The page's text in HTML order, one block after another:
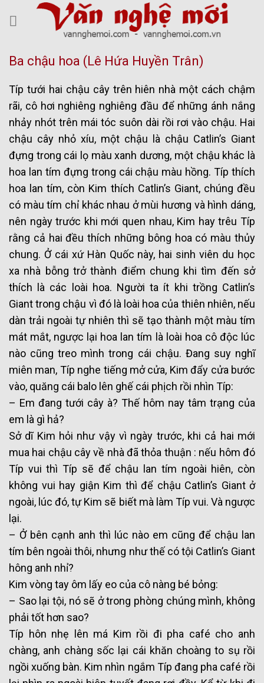
Ba chậu hoa (Lê Hứa Huyền Trân)
Típ tưới hai chậu cây trên hiên nhà một cách chậm
rãi, cô hơi nghiêng nghiêng đầu để những ánh nắng
nhảy nhót trên mái tóc suôn dài rồi rơi vào chậu. Hai
chậu cây nhỏ xíu, một chậu là chậu Catlin’s Giant
đựng trong cái lọ màu xanh dương, một chậu khác là
hoa lan tím đựng trong cái chậu màu hồng. Típ thích
hoa lan tím, còn Kim thích Catlin’s Giant, chúng đều
có màu tím chỉ khác nhau ở mùi hương và hình dáng,
nên ngày trước khi mới quen nhau, Kim hay trêu Típ
rằng cả hai đều thích những bông hoa có màu thủy
chung. Ở cái xứ Hàn Quốc này, hai sinh viên du học
xa nhà bỗng trở thành điểm chung khi tìm đến sở
thích là các loài hoa. Người ta ít khi trồng Catlin’s
Giant trong chậu vì đó là loài hoa của thiên nhiên, nếu
dàn trải ngoài tự nhiên thì sẽ tạo thành một màu tím
mát mắt, ngược lại hoa lan tím là loài hoa cô độc lúc
nào cũng treo mình trong cái chậu. Đang suy nghĩ
miên man, Típ nghe tiếng mở cửa, Kim đẩy cửa bước
vào, quăng cái balo lên ghế cái phịch rồi nhìn Típ:
– Em đang tưới cây à? Thế hôm nay tâm trạng của
em là gì hả?
Sở dĩ Kim hỏi như vậy vì ngày trước, khi cả hai mới
mua hai chậu cây về nhà đã thỏa thuận : nếu hôm đó
Típ vui thì Típ sẽ để chậu lan tím ngoài hiên, còn
không vui hay giận Kim thì để chậu Catlin’s Giant ở
ngoài, lúc đó, tự Kim sẽ biết mà làm Típ vui. Và ngược
lại.
– Ở bên cạnh anh thì lúc nào em cũng để chậu lan
tím bên ngoài thôi, nhưng như thế có tội Catlin’s Giant
hông anh nhỉ?
Kim vòng tay ôm lấy eo của cô nàng bé bỏng:
– Sao lại tội, nó sẽ ở trong phòng chúng mình, không
phải tốt hơn sao?
Típ hôn nhẹ lên má Kim rồi đi pha café cho anh
chàng, anh chàng sốc lại cái khăn choàng to sụ rồi
ngồi xuống bàn. Kim nhìn ngắm Típ đang pha café rồi